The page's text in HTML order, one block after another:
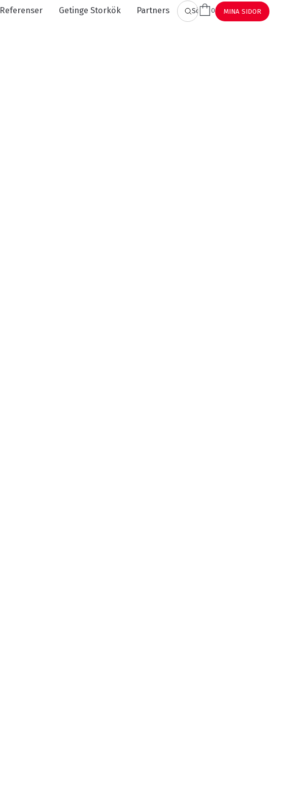
Referenser Getinge Storkök Partners Sök
0 MINA SIDOR